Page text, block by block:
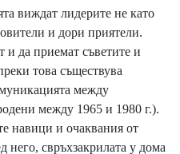
виждат лидерите не като
и дори приятели.
и да приемат съветите и
това съществува
между
между 1965 и 1980 г.).
навици и очаквания от
него, свръхзакрилата у дома